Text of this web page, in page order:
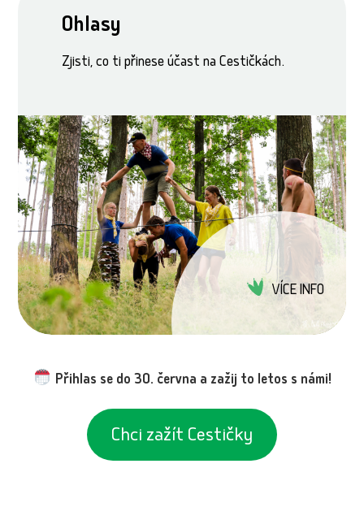
Ohlasy
Zjisti, co ti přinese účast na Cestičkách.
VÍCE INFO
Přihlas se do 30. června a zažij to letos s námi!
Chci zažít Cestičky